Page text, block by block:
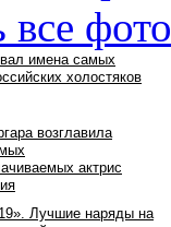
все фото